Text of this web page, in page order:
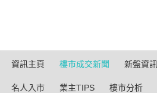
資訊主頁 樓市成交新聞 新盤資訊
名人入市 業主TIPS 樓市分析